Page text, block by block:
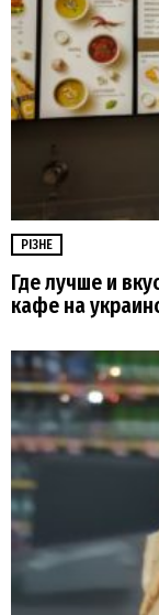
РІЗНЕ
Где лучше и
кафе на